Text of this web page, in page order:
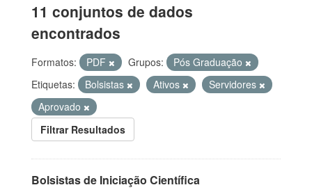
11 conjuntos de dados
encontrados
Formatos: PDF Grupos:
Pós Graduação
Etiquetas:
Bolsistas Ativos
Servidores
Aprovado
Filtrar Resultados
Bolsistas de Iniciação Científica